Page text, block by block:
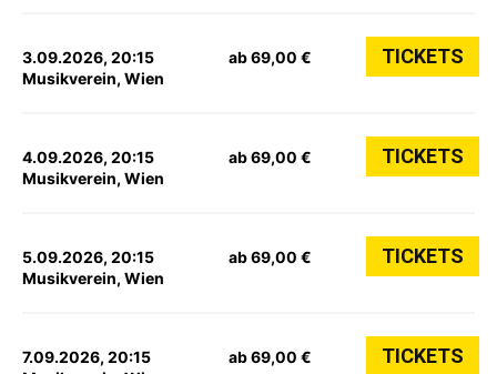
3.09.2026, 20:15
Musikverein, Wien
ab 69,00 € TICKETS
4.09.2026, 20:15
Musikverein, Wien
ab 69,00 € TICKETS
5.09.2026, 20:15
Musikverein, Wien
ab 69,00 € TICKETS
7.09.2026, 20:15
ab 69,00 € TICKETS